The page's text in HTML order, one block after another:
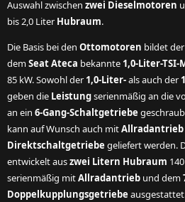
Auswahl zwischen zwei Dieselmotoren
bis 2,0 Liter Hubraum.
Die Basis bei den Ottomotoren bildet
demSeat Ateca bekannte 1,0-Liter-TSI-
85 kW. Sowohl der 1,0-Liter-als auch der
geben die Leistungserienmäßig an die
an ein 6-Gang-Schaltgetriebe
kann auf Wunsch auch mitAllradantrieb
Direktschaltgetriebe geliefert werden.
entwickelt auszwei Litern Hubraum
serienmäßig mitAllradantrieb und dem
Doppelkupplungsgetriebe